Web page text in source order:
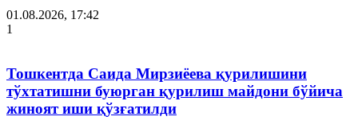
01.08.2026, 17:42
1
Тошкентда Саида Мирзиёева қурилишини
тўхтатишни буюрган қурилиш майдони бўйича
жиноят иши қўзғатилди